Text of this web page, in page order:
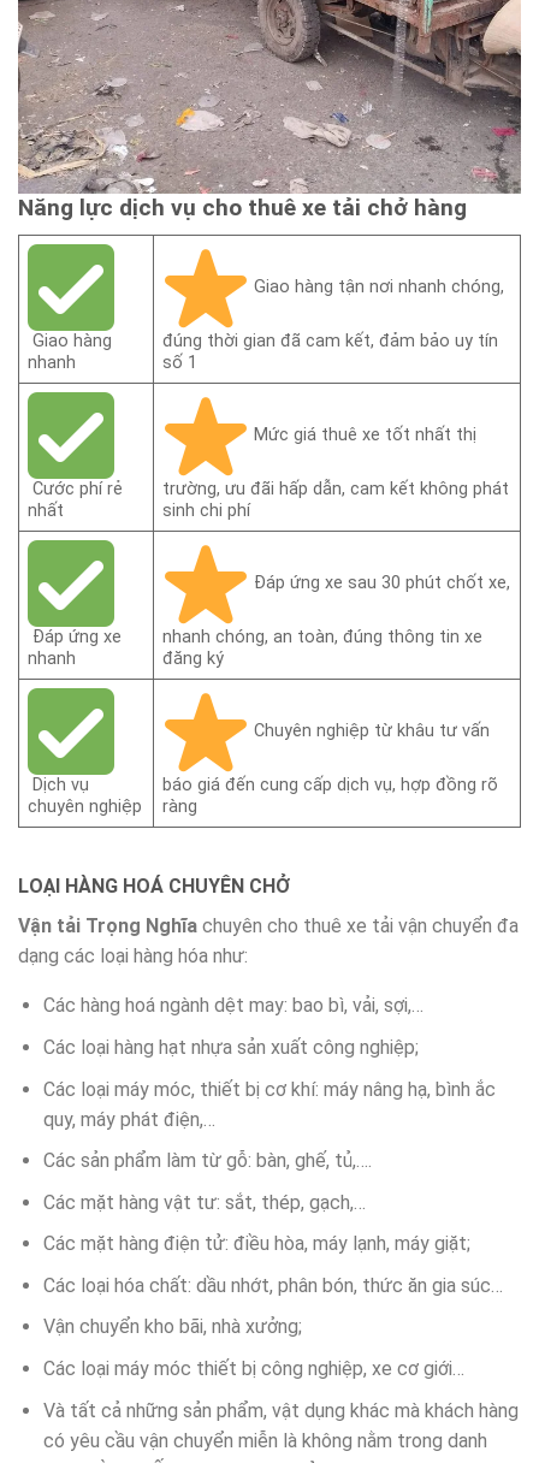
Năng lực dịch vụ cho thuê xe tải chở hàng
Giao hàng
nhanh
Giao hàng tận nơi nhanh chóng,
đúng thời gian đã cam kết, đảm bảo uy tín
số 1
Cước phí rẻ
nhất
Mức giá thuê xe tốt nhất thị
trường, ưu đãi hấp dẫn, cam kết không phát
sinh chi phí
Đáp ứng xe
nhanh
Đáp ứng xe sau 30 phút chốt xe,
nhanh chóng, an toàn, đúng thông tin xe
đăng ký
Dịch vụ
chuyên nghiệp
Chuyên nghiệp từ khâu tư vấn
báo giá đến cung cấp dịch vụ, hợp đồng rõ
ràng
LOẠI HÀNG HOÁ CHUYÊN CHỞ
Vận tải Trọng Nghĩa chuyên cho thuê xe tải vận chuyển đa
dạng các loại hàng hóa như:
Các hàng hoá ngành dệt may: bao bì, vải, sợi,…
Các loại hàng hạt nhựa sản xuất công nghiệp;
Các loại máy móc, thiết bị cơ khí: máy nâng hạ, bình ắc
quy, máy phát điện,…
Các sản phẩm làm từ gỗ: bàn, ghế, tủ,….
Các mặt hàng vật tư: sắt, thép, gạch,…
Các mặt hàng điện tử: điều hòa, máy lạnh, máy giặt;
Các loại hóa chất: dầu nhớt, phân bón, thức ăn gia súc…
Vận chuyển kho bãi, nhà xưởng;
Các loại máy móc thiết bị công nghiệp, xe cơ giới…
Và tất cả những sản phẩm, vật dụng khác mà khách hàng
có yêu cầu vận chuyển miễn là không nằm trong danh